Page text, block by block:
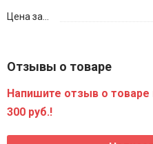
Цена за...
Отзывы о товаре
Напишите отзыв о товаре
300 руб.!